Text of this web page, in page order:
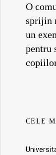
O
sprijin
un
pentru
CELE